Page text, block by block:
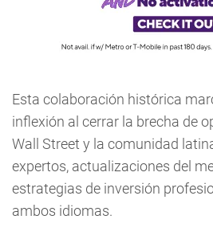
Esta colaboración histórica
inflexión al cerrar la brecha de
Wall Street y la comunidad
expertos, actualizaciones del
estrategias de inversión
ambos idiomas.